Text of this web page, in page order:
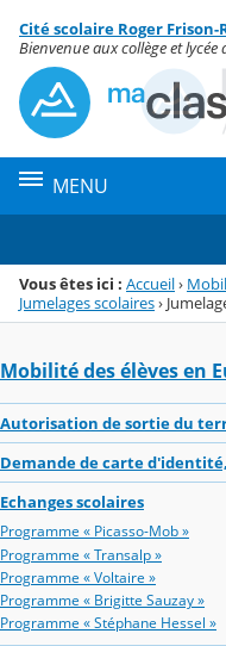
Menu de la rubrique
Contenu
Cité scolaire Roger Frison-
Bienvenue aux collège et
MENU
Vous êtes ici : Accueil›
Jumelages scolaires›
Mobilité des élèves en
Autorisation de sortie du
Demande de carte
Echanges scolaires
Programme « Picasso-Mob »
Programme « Transalp »
Programme « Voltaire »
Programme « Brigitte Sauzay »
Programme « Stéphane Hessel »